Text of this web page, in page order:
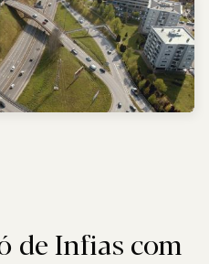
de Infias com